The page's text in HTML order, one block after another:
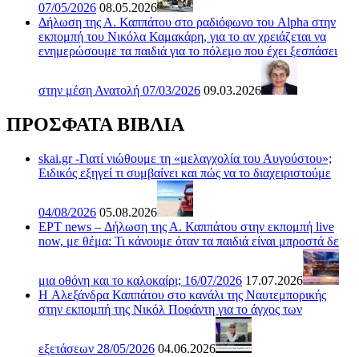
07/05/2026 08.05.2026
Δήλωση της Α. Καππάτου στο ραδιόφωνο του Alpha στην
εκπομπή του Νικόλα Καμακάρη, για το αν χρειάζεται να
ενημερώσουμε τα παιδιά για το πόλεμο που έχει ξεσπάσει
στην μέση Ανατολή 07/03/2026 09.03.2026
ΠΡΟΣΦΑΤΑ ΒΙΒΛΙΑ
skai.gr -Γιατί νιώθουμε τη «μελαγχολία του Αυγούστου»;
Ειδικός εξηγεί τι συμβαίνει και πώς να το διαχειριστούμε
04/08/2026 05.08.2026
ΕΡΤ news – Δήλωση της Α. Καππάτου στην εκπομπή live
now, με θέμα: Τι κάνουμε όταν τα παιδιά είναι μπροστά δε
μια οθόνη και το καλοκαίρι; 16/07/2026 17.07.2026
H Αλεξάνδρα Καππάτου στο κανάλι της Ναυτεμπορικής
στην εκπομπή της Νικόλ Ποφάντη για το άγχος των
εξετάσεων 28/05/2026 04.06.2026